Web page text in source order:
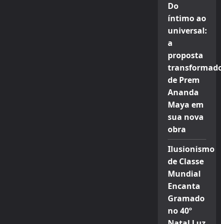
Do
íntimo ao
universal:
a
proposta
de Prem
Ananda
Maya em
sua nova
obra
Ilusionismo
de Classe
Mundial
Encanta
Gramado
no 40º